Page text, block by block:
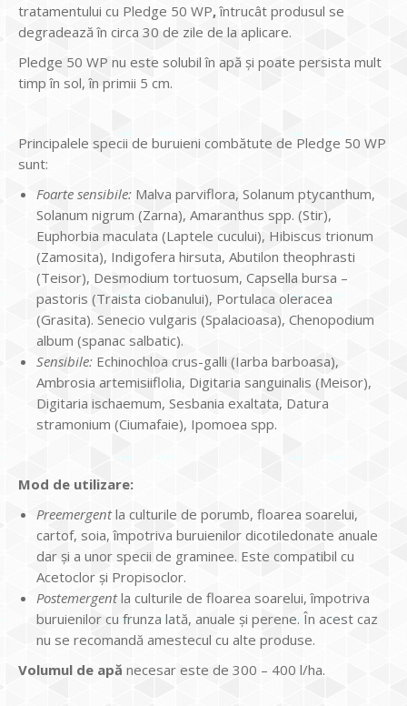
tratamentului cu Pledge 50 WP,întrucât produsul se
degradează în circa 30 de zile de la aplicare.
Pledge 50 WP nu este solubil în apă şi poate persista mult
timp în sol, în primii 5 cm.
Principalele specii de buruieni combătute de Pledge 50 WP
sunt:
Foarte sensibile: Malva parviflora, Solanum ptycanthum,
Solanum nigrum (Zarna), Amaranthus spp. (Stir),
Euphorbia maculata (Laptele cucului), Hibiscus trionum
(Zamosita), Indigofera hirsuta, Abutilon theophrasti
(Teisor), Desmodium tortuosum, Capsella bursa –
pastoris (Traista ciobanului), Portulaca oleracea
(Grasita). Senecio vulgaris (Spalacioasa), Chenopodium
album (spanac salbatic).
Sensibile: Echinochloa crus-galli (Iarba barboasa),
Ambrosia artemisiiflolia, Digitaria sanguinalis (Meisor),
Digitaria ischaemum, Sesbania exaltata, Datura
stramonium (Ciumafaie), Ipomoea spp.
Mod de utilizare:
Preemergentla culturile de porumb, floarea soarelui,
cartof, soia, împotriva buruienilor dicotiledonate anuale
dar şi a unor specii de graminee. Este compatibil cu
Acetoclor şi Propisoclor.
Postemergentla culturile de floarea soarelui, împotriva
buruienilor cu frunza lată, anuale şi perene. În acest caz
nu se recomandă amestecul cu alte produse.
Volumul de apă necesar este de 300 – 400 l/ha.